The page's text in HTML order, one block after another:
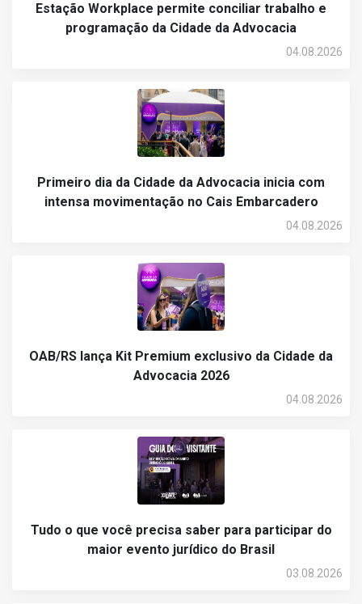
Estação Workplace permite conciliar trabalho e
programação da Cidade da Advocacia
04.08.2026
Primeiro dia da Cidade da Advocacia inicia com
intensa movimentação no Cais Embarcadero
04.08.2026
OAB/RS lança Kit Premium exclusivo da Cidade da
Advocacia 2026
04.08.2026
Tudo o que você precisa saber para participar do
maior evento jurídico do Brasil
03.08.2026